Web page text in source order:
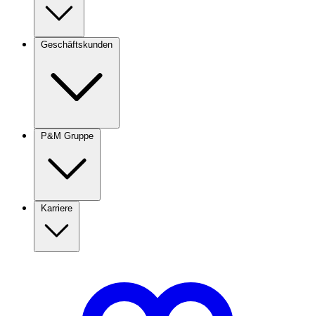
Geschäftskunden
P&M Gruppe
Karriere